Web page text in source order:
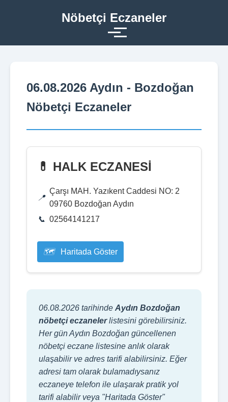
Nöbetçi Eczaneler
06.08.2026 Aydın - Bozdoğan
Nöbetçi Eczaneler
💊 HALK ECZANESİ
Çarşı MAH. Yazıkent Caddesi NO: 2
09760 Bozdoğan Aydın
02564141217
Haritada Göster
06.08.2026 tarihinde Aydın Bozdoğan
nöbetçi eczanelerlistesini görebilirsiniz.
Her gün Aydın Bozdoğan güncellenen
nöbetçi eczane listesine anlık olarak
ulaşabilir ve adres tarifi alabilirsiniz. Eğer
adresi tam olarak bulamadıysanız
eczaneye telefon ile ulaşarak pratik yol
tarifi alabilir veya "Haritada Göster"